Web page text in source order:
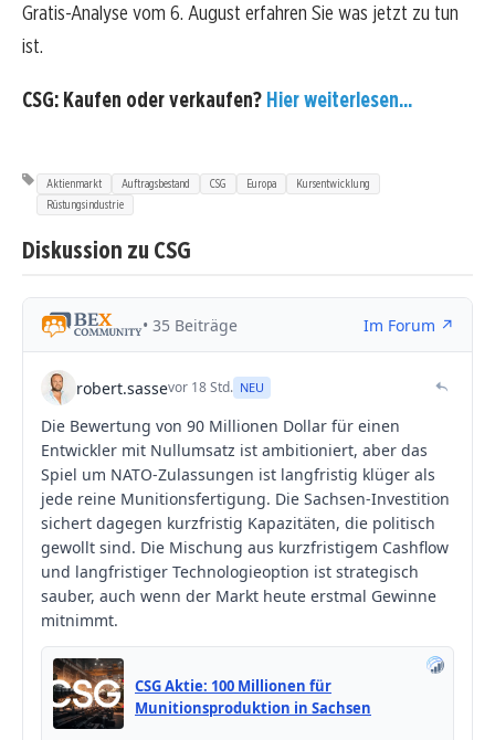
Gratis-Analyse vom 6. August erfahren Sie was jetzt zu tun
ist.
CSG: Kaufen oder verkaufen? Hier weiterlesen...
Aktienmarkt Auftragsbestand CSG Europa
Kursentwicklung
Rüstungsindustrie
Diskussion zu CSG